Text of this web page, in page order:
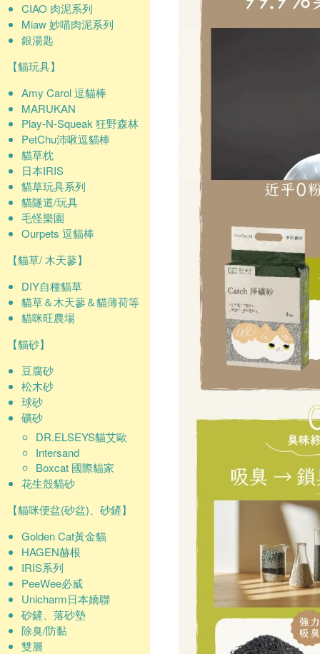
CIAO 肉泥系列
Miaw 妙喵肉泥系列
銀湯匙
【貓玩具】
Amy Carol 逗貓棒
MARUKAN
Play-N-Squeak 狂野森林
PetChu沛啾逗貓棒
貓草枕
日本IRIS
貓草玩具系列
貓隧道/玩具
毛怪樂園
Ourpets 逗貓棒
【貓草/ 木天蓼】
DIY自種貓草
貓草＆木天蓼＆貓薄荷等
貓咪旺農場
【貓砂】
豆腐砂
松木砂
球砂
礦砂
DR.ELSEYS貓艾歐
Intersand
Boxcat 國際貓家
花生殼貓砂
【貓咪便盆(砂盆)、砂鏟】
Golden Cat黃金貓
HAGEN赫根
IRIS系列
PeeWee必威
Unicharm日本嬌聯
砂鏟、落砂墊
除臭/防黏
雙層